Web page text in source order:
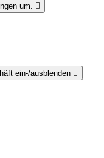
um. 
ein-/ausblenden 